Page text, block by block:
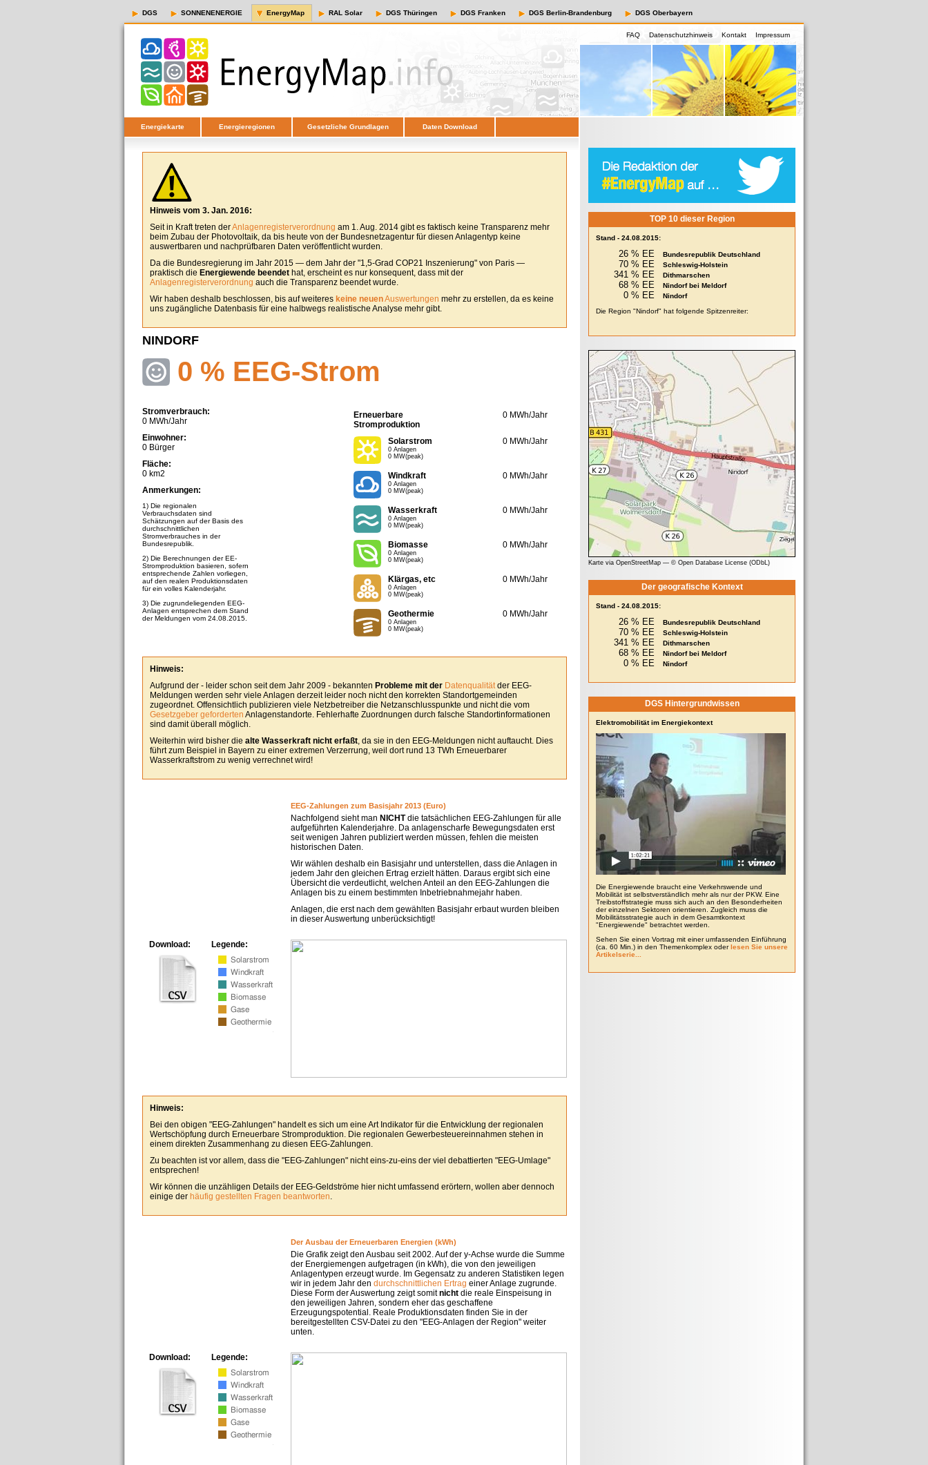
DGS SONNENENERGIE EnergyMap RAL Solar DGS Thüringen DGS Franken DGS Berlin-Brandenburg DGS Oberbayern
FAQ Datenschutzhinweis Kontakt Impressum
Energiekarte Energieregionen Gesetzliche Grundlagen Daten Download
Hinweis vom 3. Jan. 2016:
Seit in Kraft treten derAnlagenregisterverordnung am 1. Aug. 2014 gibt es faktisch keine Transparenz mehr
beim Zubau der Photovoltaik, da bis heute von der Bundesnetzagentur für diesen Anlagentyp keine
auswertbaren und nachprüfbaren Daten veröffentlicht wurden.
Da die Bundesregierung im Jahr 2015 — dem Jahr der "1,5-Grad COP21 Inszenierung" von Paris —
praktisch die Energiewende beendet hat, erscheint es nur konsequent, dass mit der
Anlagenregisterverordnung auch die Transparenz beendet wurde.
Wir haben deshalb beschlossen, bis auf weiteres keine neuenAuswertungen mehr zu erstellen, da es keine
uns zugängliche Datenbasis für eine halbwegs realistische Analyse mehr gibt.
NINDORF
0 % EEG-Strom
Stromverbrauch:
0 MWh/Jahr
Einwohner:
0 Bürger
Fläche:
0 km2
Anmerkungen:
1) Die regionalen
Verbrauchsdaten sind
Schätzungen auf der Basis des
durchschnittlichen
Stromverbrauches in der
Bundesrepublik.
2) Die Berechnungen der EE-
Stromproduktion basieren, sofern
entsprechende Zahlen vorliegen,
auf den realen Produktionsdaten
für ein volles Kalenderjahr.
3) Die zugrundeliegenden EEG-
Anlagen entsprechen dem Stand
der Meldungen vom 24.08.2015.
Erneuerbare
Stromproduktion
0 MWh/Jahr
Solarstrom
0 Anlagen
0 MW(peak)
0 MWh/Jahr
Windkraft
0 Anlagen
0 MW(peak)
0 MWh/Jahr
Wasserkraft
0 Anlagen
0 MW(peak)
0 MWh/Jahr
Biomasse
0 Anlagen
0 MW(peak)
0 MWh/Jahr
Klärgas, etc
0 Anlagen
0 MW(peak)
0 MWh/Jahr
Geothermie
0 Anlagen
0 MW(peak)
0 MWh/Jahr
Hinweis:
Aufgrund der - leider schon seit dem Jahr 2009 - bekannten Probleme mit der Datenqualitätder EEG-
Meldungen werden sehr viele Anlagen derzeit leider noch nicht den korrekten Standortgemeinden
zugeordnet. Offensichtlich publizieren viele Netzbetreiber die Netzanschlusspunkte und nicht die vom
Gesetzgeber geforderten Anlagenstandorte. Fehlerhafte Zuordnungen durch falsche Standortinformationen
sind damit überall möglich.
Weiterhin wird bisher die alte Wasserkraft nicht erfaßt, da sie in den EEG-Meldungen nicht auftaucht. Dies
führt zum Beispiel in Bayern zu einer extremen Verzerrung, weil dort rund 13 TWh Erneuerbarer
Wasserkraftstrom zu wenig verrechnet wird!
EEG-Zahlungen zum Basisjahr 2013 (Euro)
Nachfolgend sieht man NICHTdie tatsächlichen EEG-Zahlungen für alle
aufgeführten Kalenderjahre. Da anlagenscharfe Bewegungsdaten erst
seit wenigen Jahren publiziert werden müssen, fehlen die meisten
historischen Daten.
Wir wählen deshalb ein Basisjahr und unterstellen, dass die Anlagen in
jedem Jahr den gleichen Ertrag erzielt hätten. Daraus ergibt sich eine
Übersicht die verdeutlicht, welchen Anteil an den EEG-Zahlungen die
Anlagen bis zu einem bestimmten Inbetriebnahmejahr haben.
Anlagen, die erst nach dem gewählten Basisjahr erbaut wurden bleiben
in dieser Auswertung unberücksichtigt!
Legende:
Download:
Hinweis:
Bei den obigen "EEG-Zahlungen" handelt es sich um eine Art Indikator für die Entwicklung der regionalen
Wertschöpfung durch Erneuerbare Stromproduktion. Die regionalen Gewerbesteuereinnahmen stehen in
einem direkten Zusammenhang zu diesen EEG-Zahlungen.
Zu beachten ist vor allem, dass die "EEG-Zahlungen" nicht eins-zu-eins der viel debattierten "EEG-Umlage"
entsprechen!
Wir können die unzähligen Details der EEG-Geldströme hier nicht umfassend erörtern, wollen aber dennoch
einige der häufig gestellten Fragen beantworten.
Der Ausbau der Erneuerbaren Energien (kWh)
Die Grafik zeigt den Ausbau seit 2002. Auf der y-Achse wurde die Summe
der Energiemengen aufgetragen (in kWh), die von den jeweiligen
Anlagentypen erzeugt wurde. Im Gegensatz zu anderen Statistiken legen
wir in jedem Jahr den durchschnittlichen Ertrag einer Anlage zugrunde.
Diese Form der Auswertung zeigt somitnicht die reale Einspeisung in
den jeweiligen Jahren, sondern eher das geschaffene
Erzeugungspotential. Reale Produktionsdaten finden Sie in der
bereitgestellten CSV-Datei zu den "EEG-Anlagen der Region" weiter
unten.
Legende:
Download:
TOP 10 dieser Region
Stand - 24.08.2015:
26 % EE Bundesrepublik Deutschland
70 % EE Schleswig-Holstein
341 % EE Dithmarschen
68 % EE Nindorf bei Meldorf
0 % EE
Nindorf
Die Region "Nindorf" hat folgende Spitzenreiter:
Karte via OpenStreetMap — © Open Database License (ODbL)
Der geografische Kontext
Stand - 24.08.2015:
26 % EE Bundesrepublik Deutschland
70 % EE Schleswig-Holstein
341 % EE Dithmarschen
68 % EE Nindorf bei Meldorf
0 % EE Nindorf
DGS Hintergrundwissen
Elektromobilität im Energiekontext
Die Energiewende braucht eine Verkehrswende und
Mobilität ist selbstverständlich mehr als nur der PKW. Eine
Treibstoffstrategie muss sich auch an den Besonderheiten
der einzelnen Sektoren orientieren. Zugleich muss die
Mobilitätsstrategie auch in dem Gesamtkontext
"Energiewende" betrachtet werden.
Sehen Sie einen Vortrag mit einer umfassenden Einführung
(ca. 60 Min.) in den Themenkomplex oderlesen Sie unsere
Artikelserie...